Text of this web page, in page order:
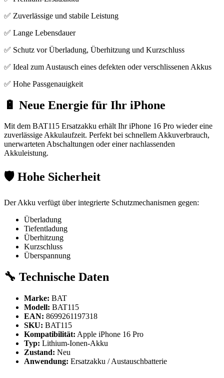
✅ Zuverlässige und stabile Leistung
✅ Lange Lebensdauer
✅ Schutz vor Überladung, Überhitzung und Kurzschluss
✅ Ideal zum Austausch eines defekten oder verschlissenen Akkus
✅ Hohe Passgenauigkeit
🔋 Neue Energie für Ihr iPhone
Mit dem BAT115 Ersatzakku erhält Ihr iPhone 16 Pro wieder eine
zuverlässige Akkulaufzeit. Perfekt bei schnellem Akkuverbrauch,
unerwarteten Abschaltungen oder einer nachlassenden
Akkuleistung.
🛡️ Hohe Sicherheit
Der Akku verfügt über integrierte Schutzmechanismen gegen:
Überladung
Tiefentladung
Überhitzung
Kurzschluss
Überspannung
🔧 Technische Daten
Marke: BAT
Modell: BAT115
EAN: 8699261197318
SKU: BAT115
Kompatibilität: Apple iPhone 16 Pro
Typ: Lithium-Ionen-Akku
Zustand: Neu
Anwendung: Ersatzakku / Austauschbatterie